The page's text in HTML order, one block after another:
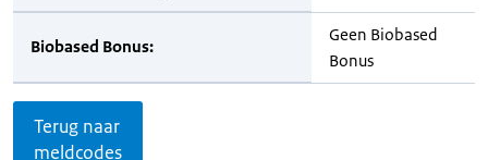
Biobased Bonus:
Geen Biobased
Bonus
Terug naar
meldcodes